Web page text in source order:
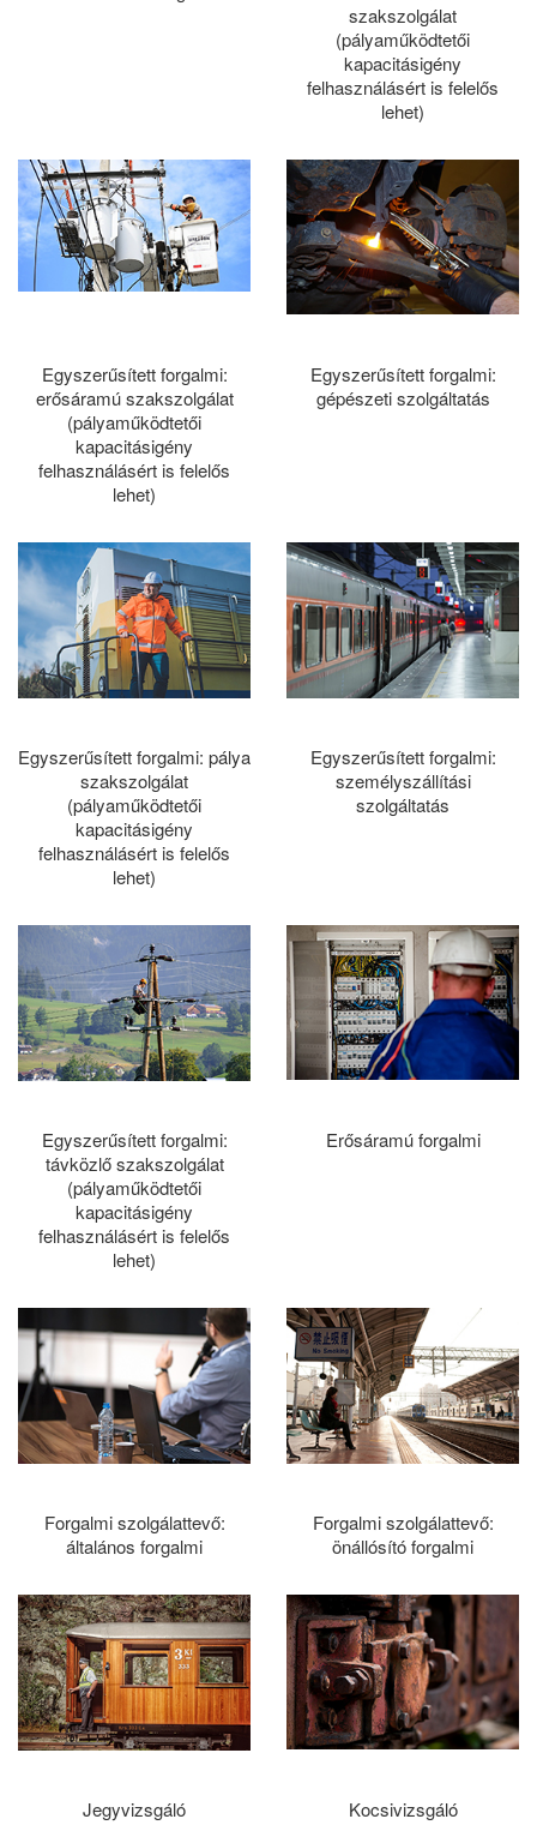
szakszolgálat
(pályaműködtetői
kapacitásigény
felhasználásért is felelős
lehet)
Egyszerűsített forgalmi:
erősáramú szakszolgálat
(pályaműködtetői
kapacitásigény
felhasználásért is felelős
lehet)
Egyszerűsített forgalmi:
gépészeti szolgáltatás
Egyszerűsített forgalmi: pálya
szakszolgálat
(pályaműködtetői
kapacitásigény
felhasználásért is felelős
lehet)
Egyszerűsített forgalmi:
személyszállítási
szolgáltatás
Egyszerűsített forgalmi:
távközlő szakszolgálat
(pályaműködtetői
kapacitásigény
felhasználásért is felelős
lehet)
Erősáramú forgalmi
Forgalmi szolgálattevő:
általános forgalmi
Forgalmi szolgálattevő:
önállósító forgalmi
Jegyvizsgáló Kocsivizsgáló